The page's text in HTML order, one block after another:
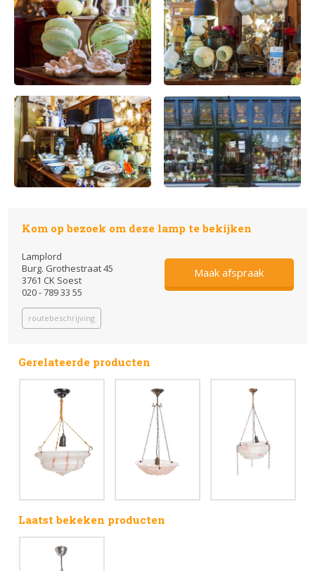
Kom op bezoek om deze lamp te bekijken
Lamplord
Burg. Grothestraat 45
3761 CK Soest
020 - 789 33 55
routebeschrijving
Maak afspraak
Gerelateerde producten
Laatst bekeken producten